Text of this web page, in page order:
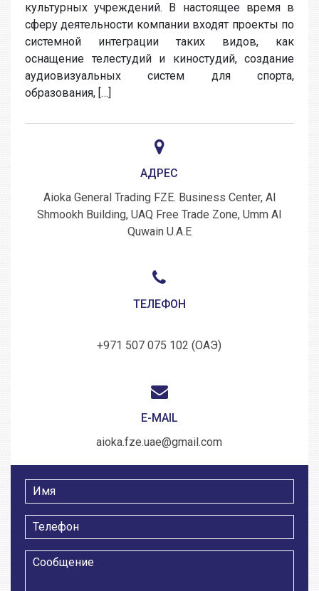
культурных учреждений. В настоящее время в
сферу деятельности компании входят проекты по
системной интеграции таких видов, как
оснащение телестудий и киностудий, создание
аудиовизуальных систем для спорта,
образования, […]
АДРЕС
Aioka General Trading FZE. Business Center, Al
Shmookh Building, UAQ Free Trade Zone, Umm Al
Quwain U.A.E
ТЕЛЕФОН
+971 507 075 102 (ОАЭ)
E-MAIL
aioka.fze.uae@gmail.com